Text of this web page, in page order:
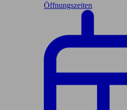
Öffnungszeiten